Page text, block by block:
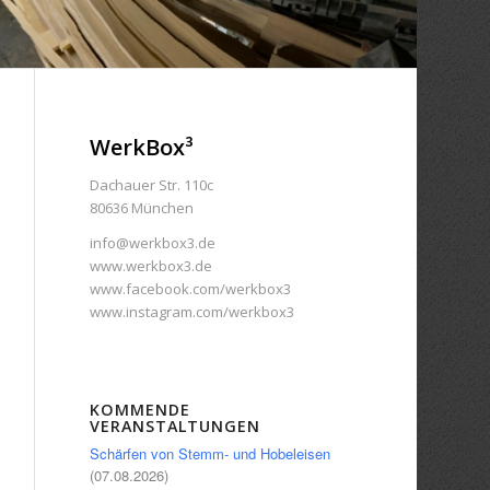
WerkBox³
Dachauer Str. 110c
80636 München
info@werkbox3.de
www.werkbox3.de
www.facebook.com/werkbox3
www.instagram.com/werkbox3
KOMMENDE
VERANSTALTUNGEN
Schärfen von Stemm- und Hobeleisen
(07.08.2026)